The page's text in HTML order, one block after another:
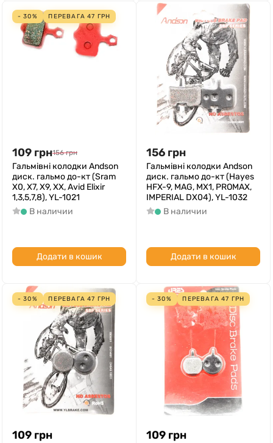
- 30% ПЕРЕВАГА47 ГРН
109 грн156 грн
Гальмівні колодки Andson
диск. гальмо до-кт (Sram
X0, X7, X9, XX, Avid Elixir
1,3,5,7,8), YL-1021
В наличии
Додати в кошик
156 грн
Гальмівні колодки Andson
диск. гальмо до-кт (Hayes
HFX-9, MAG, MX1, PROMAX,
IMPERIAL DX04), YL-1032
В наличии
Додати в кошик
- 30% ПЕРЕВАГА47 ГРН
109 грн
- 30% ПЕРЕВАГА47 ГРН
109 грн